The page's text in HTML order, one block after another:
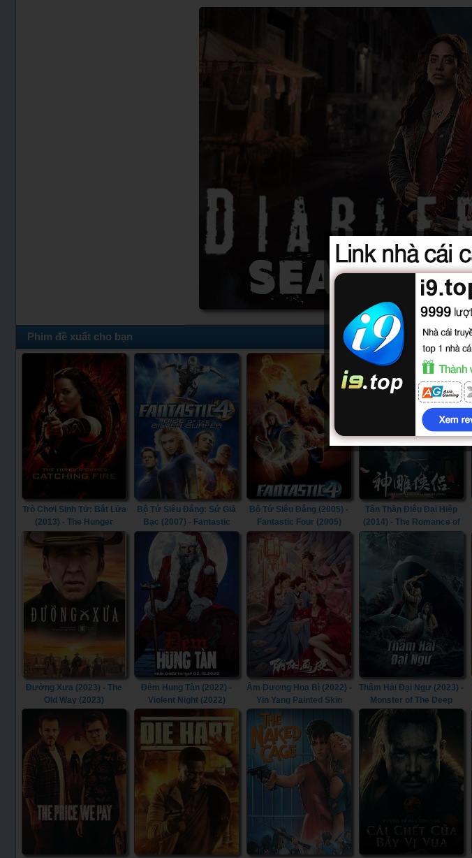
Phim đề xuất cho bạn
Trò Chơi Sinh Tử: Bắt Lửa
(2013) - The Hunger
Games: Catching Fire
Bộ Tứ Siêu Đẳng: Sứ Giả
Bạc (2007) - Fantastic
Four: Rise of the Silver
Surfer (2007)
Bộ Tứ Siêu Đẳng (2005) -
Fantastic Four (2005)
52/52
Tân Thần Điêu Đại Hiệp
(2014) - The Romance of
the Condor Heroes (2014)
Đường Xưa (2023) - The
Old Way (2023)
Đêm Hung Tàn (2022) -
Violent Night (2022)
Âm Dương Hoạ Bì (2022) -
Yin Yang Painted Skin
Thâm Hải Đại Ngư (2023) -
Monster of The Deep